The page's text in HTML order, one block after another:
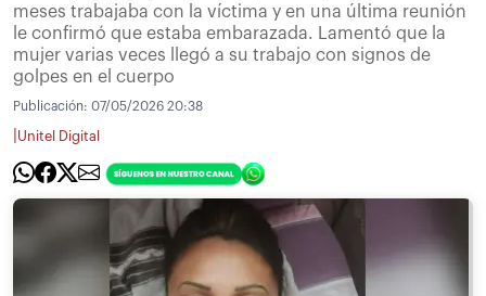
meses trabajaba con la víctima y en una última reunión
le confirmó que estaba embarazada. Lamentó que la
mujer varias veces llegó a su trabajo con signos de
golpes en el cuerpo
Publicación: 07/05/2026 20:38
Unitel Digital